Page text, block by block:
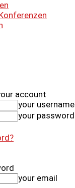
account
your username
your password
your email